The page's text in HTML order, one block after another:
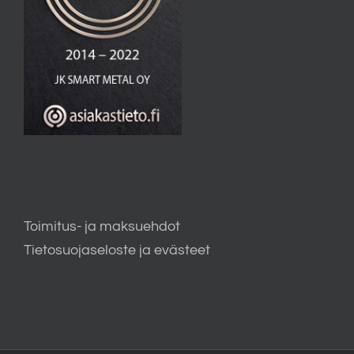
Toimitus- ja maksuehdot
Tietosuojaseloste ja evästeet